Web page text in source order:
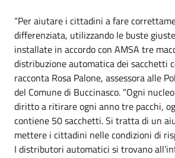
“Per aiutare i cittadini a fare
differenziata, utilizzando le buste
installate in accordo con AMSA tre
distribuzione automatica dei sacchetti
racconta Rosa Palone, assessora alle
del Comune di Buccinasco. “Ogni
diritto a ritirare ogni anno tre pacchi,
contiene 50 sacchetti. Si tratta di un
mettere i cittadini nelle condizioni di
I distributori automatici si trovano